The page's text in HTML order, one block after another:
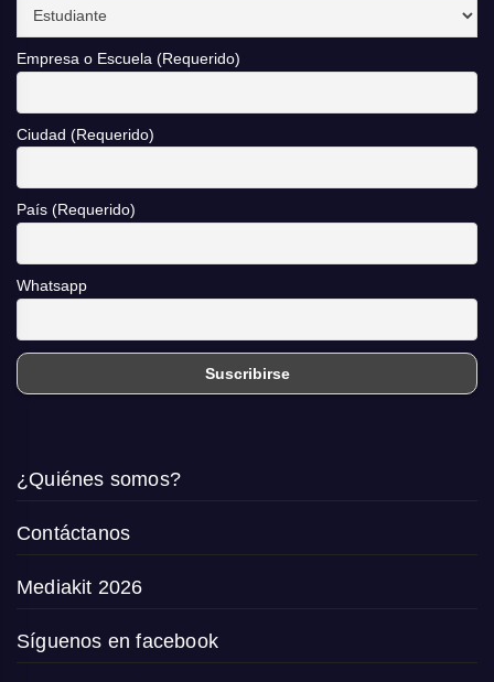
Empresa o Escuela (Requerido)
Ciudad (Requerido)
País (Requerido)
Whatsapp
¿Quiénes somos?
Contáctanos
Mediakit 2026
Síguenos en facebook